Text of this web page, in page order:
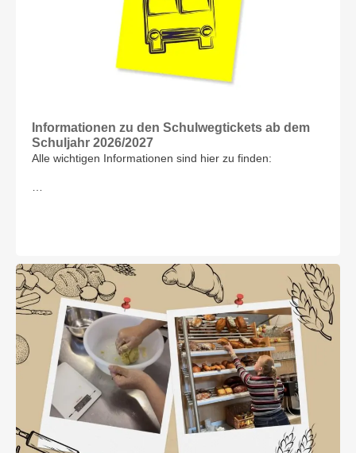
Informationen zu den Schulwegtickets ab dem
Schuljahr 2026/2027
Alle wichtigen Informationen sind hier zu finden: